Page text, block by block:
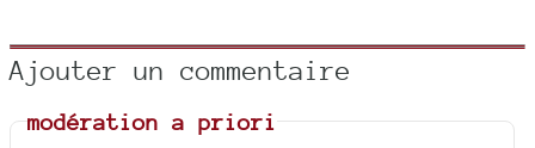
Ajouter un commentaire
modération a priori